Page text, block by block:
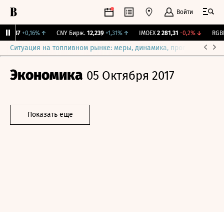
Войти
+0,16%↑ CNY Бирж. 12,239 +1,31% ↑ IMOEX 2 281,31 -0,2%↓
Ситуация на топливном рынке: меры, динамика, прогнозы
Экономика 05 Октября 2017
Показать еще